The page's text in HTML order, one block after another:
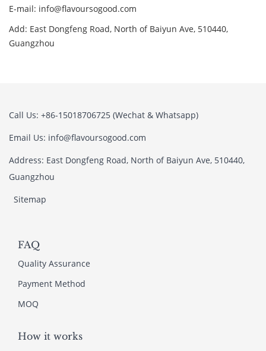
E-mail: info@flavoursogood.com
Add: East Dongfeng Road, North of Baiyun Ave, 510440,
Guangzhou
Call Us: +86-15018706725 (Wechat & Whatsapp)
Email Us: info@flavoursogood.com
Address: East Dongfeng Road, North of Baiyun Ave, 510440,
Guangzhou
Sitemap
FAQ
Quality Assurance
Payment Method
MOQ
How it works